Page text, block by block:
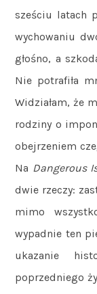
sześciu latach
wychowaniu
głośno, a
Nie potrafiła
Widziałam, że
rodziny o
obejrzeniem
Na Dangerous
dwie rzeczy:
mimo
wypadnie ten
ukazanie
poprzedniego